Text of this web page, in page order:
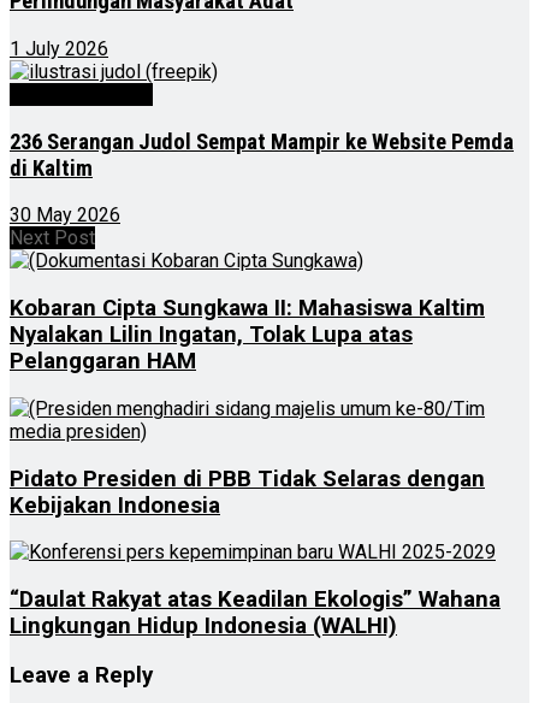
1 July 2026
236 Serangan Judol Sempat Mampir ke Website Pemda
di Kaltim
30 May 2026
Next Post
Kobaran Cipta Sungkawa II: Mahasiswa Kaltim
Nyalakan Lilin Ingatan, Tolak Lupa atas
Pelanggaran HAM
Pidato Presiden di PBB Tidak Selaras dengan
Kebijakan Indonesia
“Daulat Rakyat atas Keadilan Ekologis” Wahana
Lingkungan Hidup Indonesia (WALHI)
Leave a Reply